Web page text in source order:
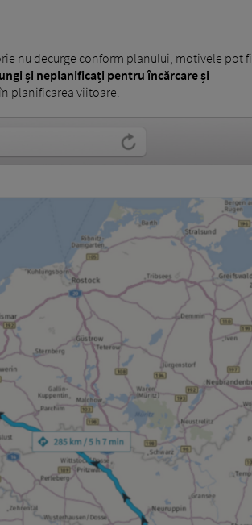
nu decurge conform planului, motivele pot fi
și neplanificați pentru încărcare și
planificarea viitoare.